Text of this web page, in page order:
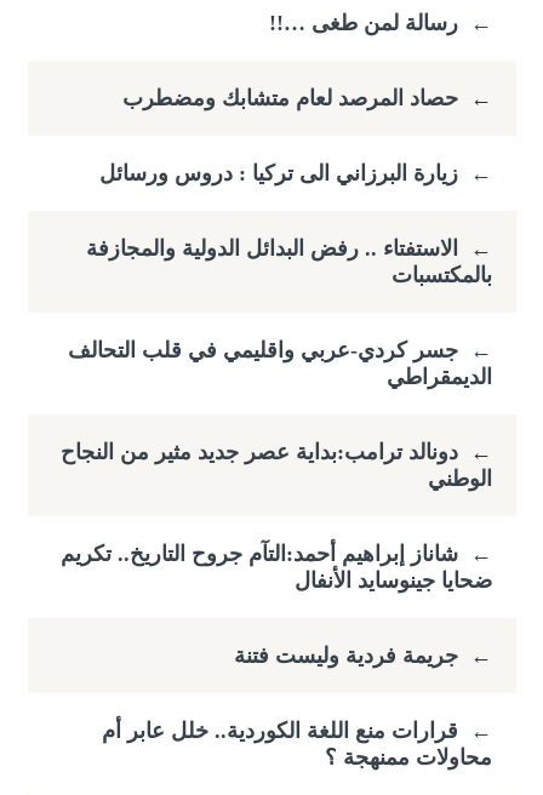
← رسالة لمن طغى …!!
← حصاد المرصد لعام متشابك ومضطرب
← زيارة البرزاني الى تركيا : دروس ورسائل
←
الاستفتاء .. رفض البدائل الدولية والمجازفة
بالمكتسبات
←
جسر كردي-عربي واقليمي في قلب التحالف
الديمقراطي
←
دونالد ترامب:بداية عصر جديد مثير من النجاح
الوطني
←
شاناز إبراهيم أحمد:التآم جروح التاريخ.. تكريم
ضحايا جينوسايد الأنفال
← جريمة فردية وليست فتنة
←
قرارات منع اللغة الكوردية.. خلل عابر أم
محاولات ممنهجة ؟